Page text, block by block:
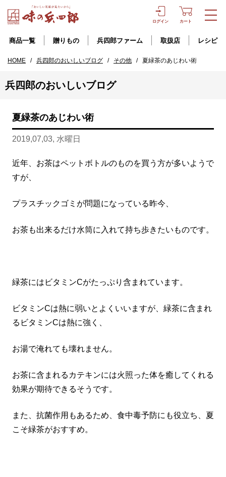
ログイン カート
商品一覧 贈りもの 兵四郎ファーム 取扱店 レシピ
HOME / 兵四郎のおいしいブログ / その他 / 夏緑茶のあじわい術
兵四郎のおいしいブログ
夏緑茶のあじわい術
2019,07,03, 水曜日
近年、お茶はペットボトルのものを買う方が多いようで
すが、
プラスチックゴミが問題になっている昨今、
お茶も出来るだけ水筒に入れて持ち歩きたいものです。
緑茶にはビタミンCがたっぷり含まれています。
ビタミンCは熱に弱いとよくいいますが、緑茶に含まれ
るビタミンCは熱に強く、
お湯で淹れても壊れません。
お茶に含まれるカテキンには火照った体を癒してくれる
効果が期待できるそうです。
また、抗菌作用もあるため、食中毒予防にも役立ち、夏
こそ緑茶がおすすめ。